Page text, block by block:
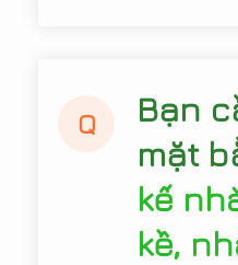
Q
Bạn
mặt
kế
kề,